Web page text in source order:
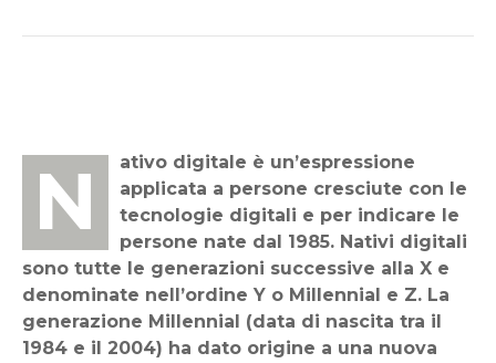
Nativo digitale è un’espressione
applicata a persone cresciute con le
tecnologie digitali e per indicare le
persone nate dal 1985. Nativi digitali
sono tutte le generazioni successive alla X e
denominate nell’ordine Y o Millennial e Z. La
generazione Millennial (data di nascita tra il
1984 e il 2004) ha dato origine a una nuova